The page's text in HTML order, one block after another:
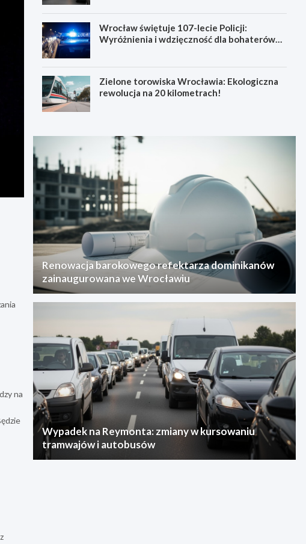
na
Wrocław świętuje 107-lecie Policji:
Wyróżnienia i wdzięczność dla bohaterów
Zielone torowiska Wrocławia: Ekologiczna
rewolucja na 20 kilometrach!
Renowacja barokowego refektarza dominikanów
zainaugurowana we Wrocławiu
Wypadek na Reymonta: zmiany w kursowaniu
tramwajów i autobusów